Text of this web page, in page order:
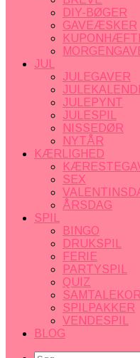
DIY-BØGER
GAVEÆSKER
JUL
JULEGAVER
JULEPYNT
JULESPIL
NISSEDØR
NYTÅR
KÆRLIGHED
SEX
ÅRSDAG
SPIL
BINGO
DRUKSPIL
FERIE
PARTYSPIL
QUIZ
SPILPAKKER
VENDESPIL
BLOG